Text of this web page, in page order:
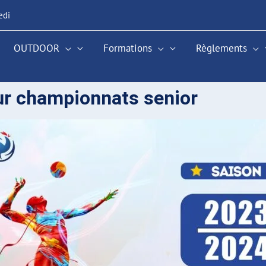
OUTDOOR Formations Règlements
championnats senior